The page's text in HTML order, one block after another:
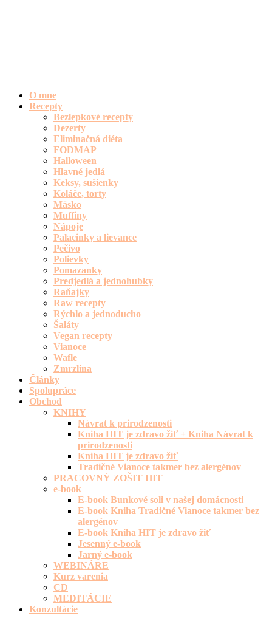
O mne
Recepty
Bezlepkové recepty
Dezerty
Eliminačná diéta
FODMAP
Halloween
Hlavné jedlá
Keksy, sušienky
Koláče, torty
Mäsko
Muffiny
Nápoje
Palacinky a lievance
Pečivo
Polievky
Pomazanky
Predjedlá a jednohubky
Raňajky
Raw recepty
Rýchlo a jednoducho
Šaláty
Vegan recepty
Vianoce
Wafle
Zmrzlina
Články
Spolupráce
Obchod
KNIHY
Návrat k prirodzenosti
Kniha HIT je zdravo žiť + Kniha Návrat k
prirodzenosti
Kniha HIT je zdravo žiť
Tradičné Vianoce takmer bez alergénov
PRACOVNÝ ZOŠIT HIT
e-book
E-book Bunkové soli v našej domácnosti
E-book Kniha Tradičné Vianoce takmer bez
alergénov
E-book Kniha HIT je zdravo žiť
Jesenný e-book
Jarný e-book
WEBINÁRE
Kurz varenia
CD
MEDITÁCIE
Konzultácie